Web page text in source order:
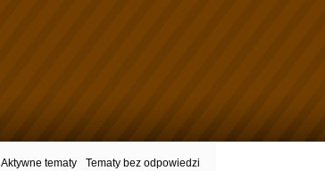
Aktywne tematy Tematy bez odpowiedzi